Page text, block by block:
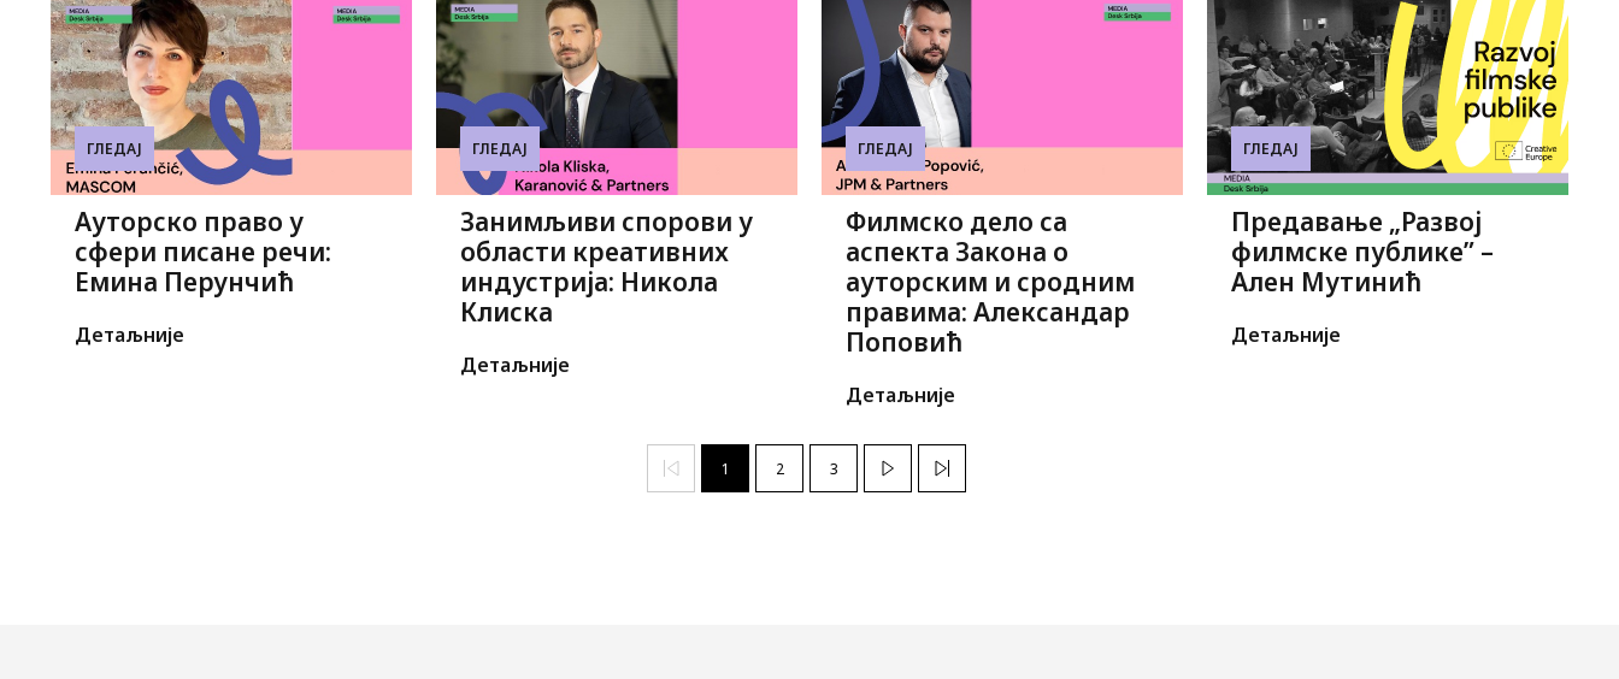
ГЛЕДАЈ
Ауторско право у
сфери писане речи:
Емина Перунчић
Детаљније
ГЛЕДАЈ
Занимљиви спорови у
области креативних
индустрија: Никола
Клиска
Детаљније
ГЛЕДАЈ
Филмско дело са
аспекта Закона о
ауторским и сродним
правима: Александар
Поповић
Детаљније
ГЛЕДАЈ
Предавање „Развој
филмске публике” –
Ален Мутинић
Детаљније
1 2 3